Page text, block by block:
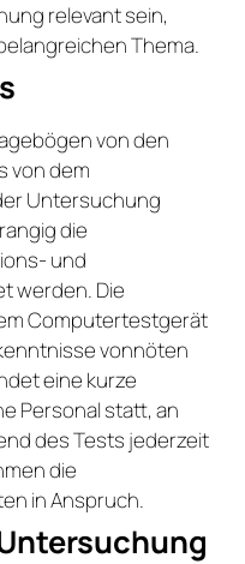
relevant sein,
Thema.
von den
von dem
Untersuchung
die
und
werden. Die
Computertestgerät
vonnöten
eine kurze
Personal statt, an
des Tests jederzeit
die
in Anspruch.